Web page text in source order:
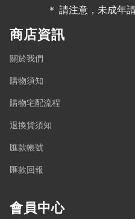
＊ 請注意，未成年
商店資訊
關於我們
購物須知
購物宅配流程
退換貨須知
匯款帳號
匯款回報
會員中心